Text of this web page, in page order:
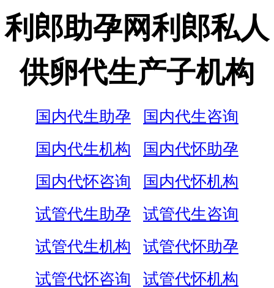
利郎助孕网利郎私人
供卵代生产子机构
国内代生助孕
国内代生咨询
国内代生机构
国内代怀助孕
国内代怀咨询
国内代怀机构
试管代生助孕
试管代生咨询
试管代生机构
试管代怀助孕
试管代怀咨询
试管代怀机构